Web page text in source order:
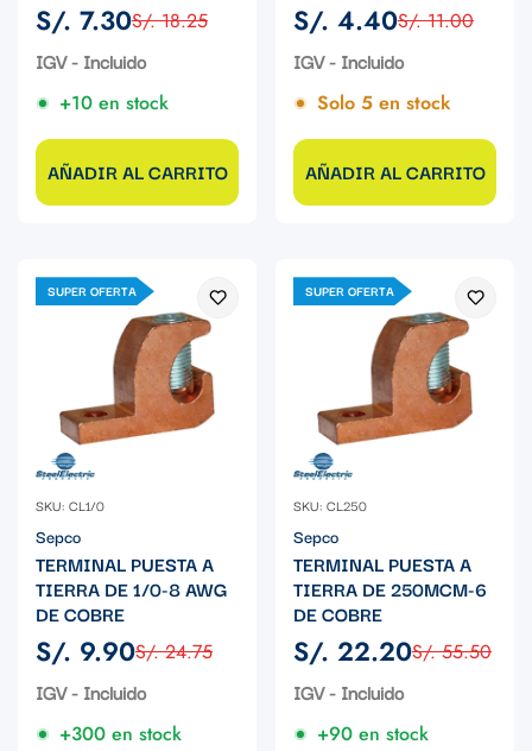
Precio
de
S/. 7.30
Precio
regular
S/. 18.25
IGV - Incluido
+10 en stock
AÑADIR AL CARRITO
Precio
de
S/. 4.40
Precio
regular
S/. 11.00
IGV - Incluido
Solo 5 en stock
AÑADIR AL CARRITO
SUPER OFERTA
SKU: CL1/0
Sepco
TERMINAL PUESTA A
TIERRA DE 1/0-8 AWG
DE COBRE
Precio
de
S/. 9.90
Precio
regular
S/. 24.75
IGV - Incluido
+300 en stock
SUPER OFERTA
SKU: CL250
Sepco
TERMINAL PUESTA A
TIERRA DE 250MCM-6
DE COBRE
Precio
de
S/. 22.20
Precio
regular
S/. 55.50
IGV - Incluido
+90 en stock